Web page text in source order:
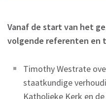
Vanaf de start van het
volgende referenten en
Timothy Westrate
staatkundige
Katholieke Kerk en